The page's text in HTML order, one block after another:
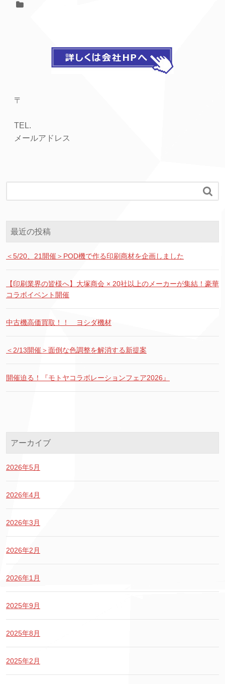
〒
TEL.
メールアドレス

最近の投稿
＜5/20、21開催＞POD機で作る印刷商材を企画しました
【印刷業界の皆様へ】大塚商会 × 20社以上のメーカーが集結！豪華
コラボイベント開催
中古機高価買取！！ ヨシダ機材
＜2/13開催＞面倒な色調整を解消する新提案
開催迫る！『モトヤコラボレーションフェア2026』
アーカイブ
2026年5月
2026年4月
2026年3月
2026年2月
2026年1月
2025年9月
2025年8月
2025年2月